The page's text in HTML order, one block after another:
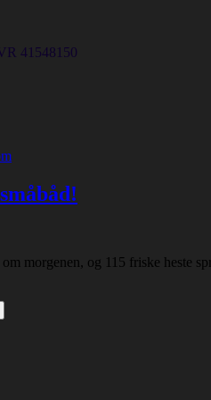
41548150
morgenen, og 115 friske heste